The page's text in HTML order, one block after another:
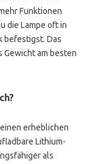
Funktionen
die Lampe oft in
befestigst. Das
am besten
erheblichen
Lithium-
als